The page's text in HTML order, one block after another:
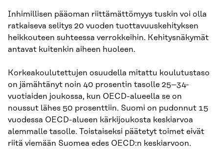
Inhimillisen pääoman riittämättömyys tuskin voi olla
ratkaiseva selitys 20 vuoden tuottavuuskehityksen
heikkouteen suhteessa verrokkeihin. Kehitysnäkymät
antavat kuitenkin aiheen huoleen.
Korkeakoulutettujen osuudella mitattu koulutustaso
on jämähtänyt noin 40 prosentin tasolle 25–34-
vuotiaiden joukossa, kun OECD-alueella se on
noussut lähes 50 prosenttiin. Suomi on pudonnut 15
vuodessa OECD-alueen kärkijoukosta keskiarvoa
alemmalle tasolle. Toistaiseksi päätetyt toimet eivät
riitä viemään Suomea edes OECD:n keskiarvoon.